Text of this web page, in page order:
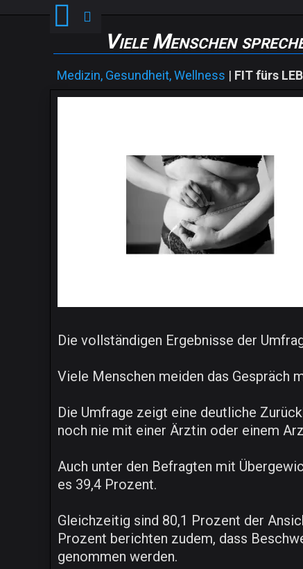
Viele Menschen
Medizin, Gesundheit, Wellness | FIT fürs
Die vollständigen Ergebnisse der
Viele Menschen meiden das Gespräch
Die Umfrage zeigt eine deutliche
noch nie mit einer Ärztin oder einem
Auch unter den Befragten mit
es 39,4 Prozent.
Gleichzeitig sind 80,1 Prozent der
Prozent berichten zudem, dass
genommen werden.